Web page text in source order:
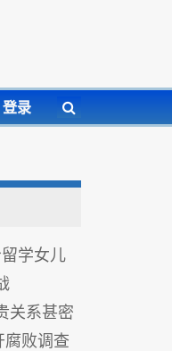
登录
学女儿
关系甚密
腐败调查